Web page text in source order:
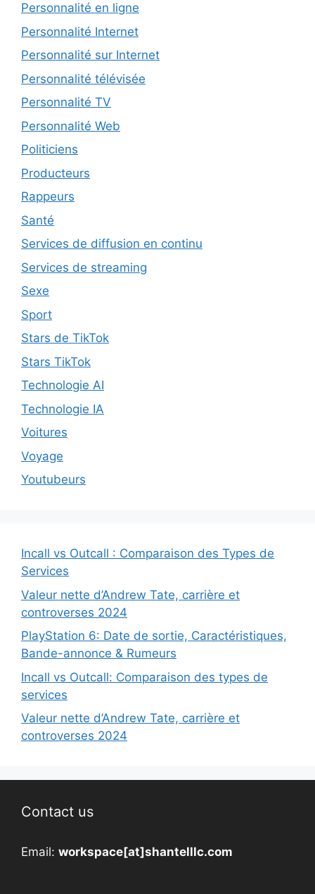
Personnalité en ligne
Personnalité Internet
Personnalité sur Internet
Personnalité télévisée
Personnalité TV
Personnalité Web
Politiciens
Producteurs
Rappeurs
Santé
Services de diffusion en continu
Services de streaming
Sexe
Sport
Stars de TikTok
Stars TikTok
Technologie AI
Technologie IA
Voitures
Voyage
Youtubeurs
Incall vs Outcall : Comparaison des Types de
Services
Valeur nette d’Andrew Tate, carrière et
controverses 2024
PlayStation 6: Date de sortie, Caractéristiques,
Bande-annonce & Rumeurs
Incall vs Outcall: Comparaison des types de
services
Valeur nette d’Andrew Tate, carrière et
controverses 2024
Contact us
Email: workspace[at]shantelllc.com